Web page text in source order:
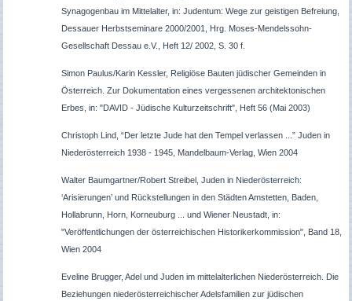
Synagogenbau im Mittelalter, in: Judentum: Wege zur geistigen Befreiung,
Dessauer Herbstseminare 2000/2001, Hrg. Moses-Mendelssohn-
Gesellschaft Dessau e.V., Heft 12/ 2002, S. 30 f.
Simon Paulus/Karin Kessler, Religiöse Bauten jüdischer Gemeinden in
Österreich. Zur Dokumentation eines vergessenen architektonischen
Erbes, in: "DAVID - Jüdische Kulturzeitschrift", Heft 56 (Mai 2003)
Christoph Lind, “Der letzte Jude hat den Tempel verlassen ...” Juden in
Niederösterreich 1938 - 1945, Mandelbaum-Verlag, Wien 2004
Walter Baumgartner/Robert Streibel, Juden in Niederösterreich:
‘Arisierungen’ und Rückstellungen in den Städten Amstetten, Baden,
Hollabrunn, Horn, Korneuburg ... und Wiener Neustadt, in:
"Veröffentlichungen der österreichischen Historikerkommission", Band 18,
Wien 2004
Eveline Brugger, Adel und Juden im mittelalterlichen Niederösterreich. Die
Beziehungen niederösterreichischer Adelsfamilien zur jüdischen